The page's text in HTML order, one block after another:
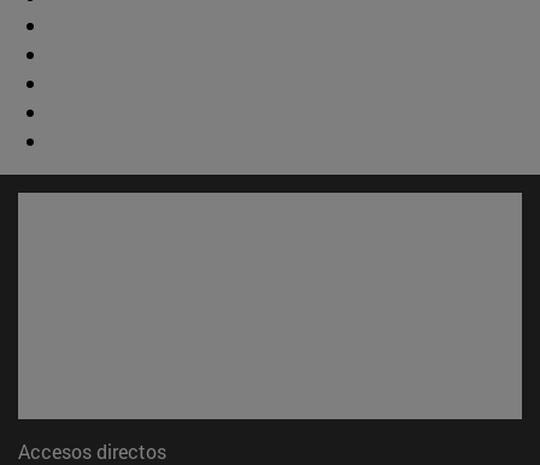
Accesos directos